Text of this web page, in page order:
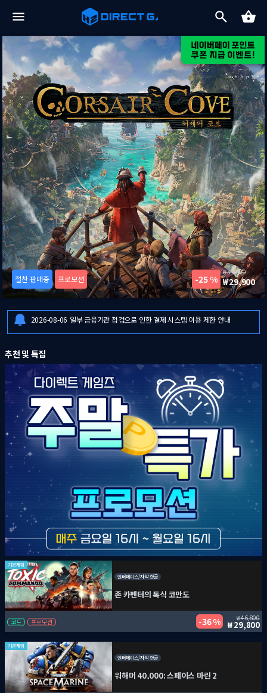
절찬 판매중 프로모션 25 %
39,900
29,900
2026-08-06 [드래곤즈 도그마 2: 다크 어리즌 한국어판] 예약판매 안내
2026-08-06 일부 금융기관 점검으로 인한 결제 시스템 이용 제한 안내
2026-08-07 8월 1주 다이렉트 게임즈 주말특가 프로모션 안내
2026-08-06
2026-08-07 8월 1주 다이렉트 게임즈 주말특가 프로모션 안내
2026-08-06 [드래곤즈 도그마 2: 다크 어리즌 한국어판] 예약판매 안내
추천 및 특집
기본게임
인터페이스/자막 한글
존 카펜터의 톡식 코만도
코드 프로모션 36 % 46,800
29,800
기본게임
인터페이스/자막 한글
워해머 40,000: 스페이스 마린 2